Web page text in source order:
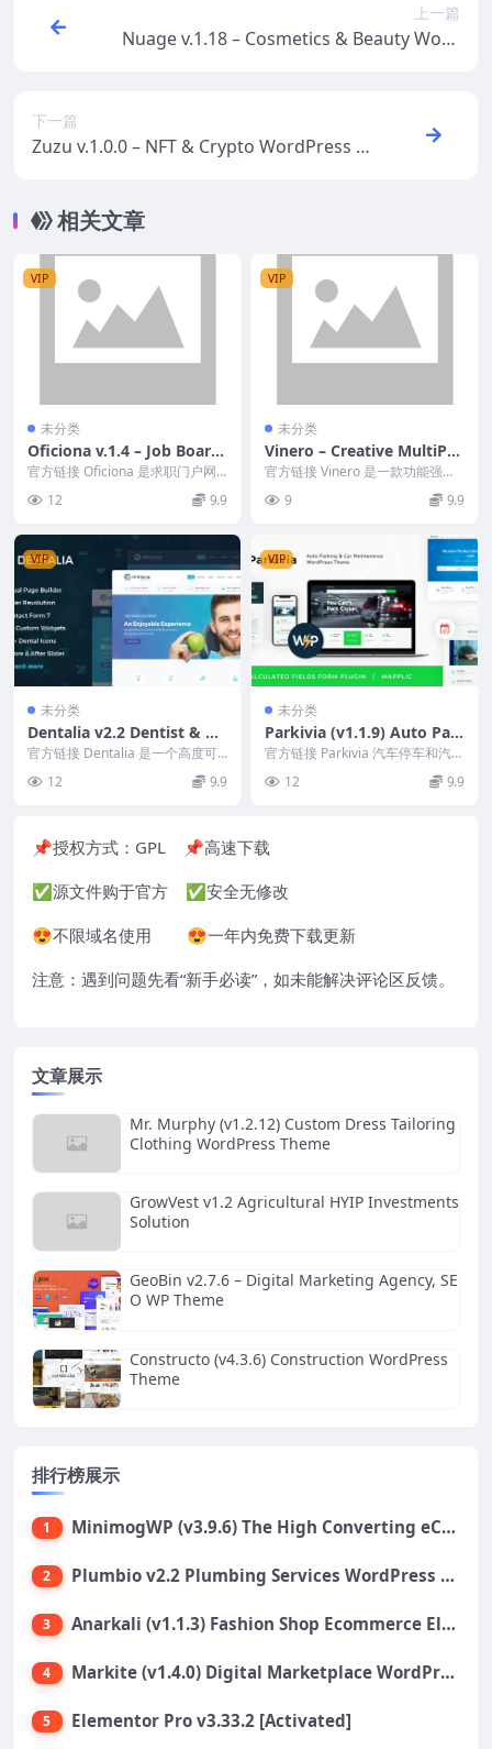
上一篇
Nuage v.1.18 – Cosmetics & Beauty Word
下一篇
Zuzu v.1.0.0 – NFT & Crypto WordPress T
相关文章
VIP
未分类
Oficiona v.1.4 – Job Board
HTML Template GPL
官方链接 Oficiona 是求职门户网
站的求职板网站模板。这个功能强
大且完整的...
12 9.9
VIP
未分类
Vinero – Creative MultiPur
pose WordPress Theme v
2.2.1 Download
官方链接 Vinero 是一款功能强
大、灵活且简洁的 WordPress 多
用途...
9 9.9
VIP
未分类
Dentalia v2.2 Dentist & M
edical WordPress Theme
官方链接 Dentalia 是一个高度可
定制的 WordPress 主题，非常
适... 12 9.9
VIP
未分类
Parkivia (v1.1.9) Auto Par
king & Car Maintenance
官方链接 Parkivia 汽车停车和汽车
12 9.9
📌授权方式： GPL 📌高速下载
✅源文件购于官方 ✅安全无修改
😍不限域名使用 😍一年内免费下载更新
注意：遇到问题先看“新手必读”，如未能解决评论区反馈。
文章展示
Mr. Murphy (v1.2.12) Custom Dress Tailoring
Clothing WordPress Theme
GrowVest v1.2 Agricultural HYIP Investments
Solution
GeoBin v2.7.6 – Digital Marketing Agency, SE
O WP Theme
Constructo (v4.3.6) Construction WordPress
Theme
排行榜展示
1 MinimogWP (v3.9.6) The High Converting eCommerce WordPress Theme
2 Plumbio v2.2 Plumbing Services WordPress Theme
3 Anarkali (v1.1.3) Fashion Shop Ecommerce Elementor Theme
4 Markite (v1.4.0) Digital Marketplace WordPress Theme
5 Elementor Pro v3.33.2 [Activated]